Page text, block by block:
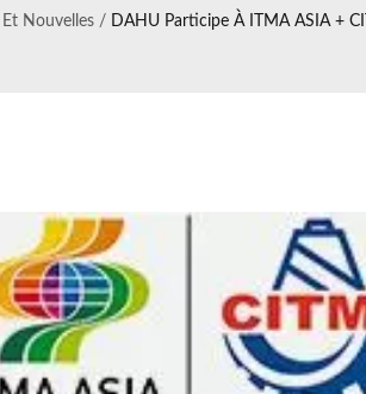
Nouvelles / DAHU Participe À ITMA ASIA +